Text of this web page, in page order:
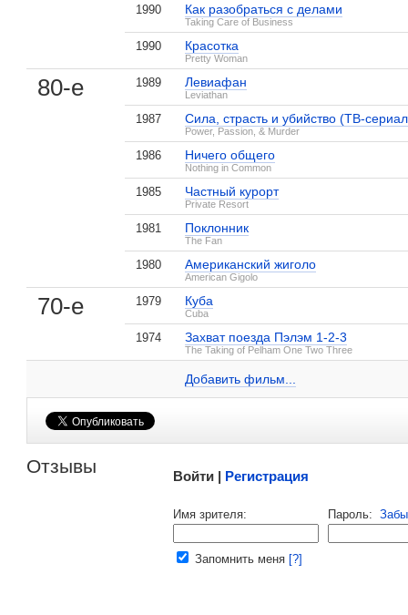
1990 Как разобраться с делами
Taking Care of Business
1990 Красотка
Pretty Woman
80-е 1989 Левиафан
Leviathan
1987 Сила, страсть и убийство (ТВ-
Power, Passion, & Murder
1986 Ничего общего
Nothing in Common
1985 Частный курорт
Private Resort
1981 Поклонник
The Fan
1980 Американский жиголо
American Gigolo
70-е 1979 Куба
Cuba
1974 Захват поезда Пэлэм 1-2-3
The Taking of Pelham One Two Three
Добавить фильм...
1 кадр
День святого
Валентина
2 кадра
Номинация «Лучший актер второго
Эктор Элисондо на IMDB.com
Отзывы
, поделитесь своим мнением
Войти | Регистрация
Имя зрителя: Пароль:
Запомнить меня [?]